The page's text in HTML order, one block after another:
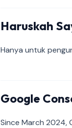
Haruskah
Hanya untuk
Google
Since March 2024,